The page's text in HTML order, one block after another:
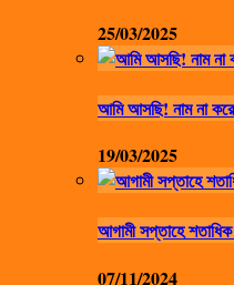
25/03/2025
আমি আসছি! নাম না
19/03/2025
আগামী সপ্তাহে শতাধিক
07/11/2024